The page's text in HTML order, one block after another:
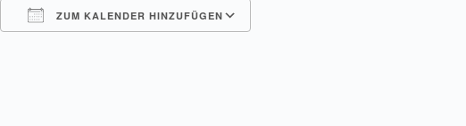
ZUM KALENDER HINZUFÜGEN